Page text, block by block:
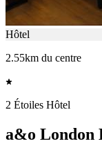
Hôtel
2.55km du centre
2 Étoiles Hôtel
a&o London